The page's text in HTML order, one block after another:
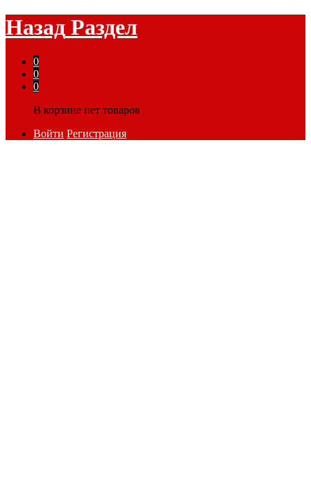
Назад Раздел
0
0
0
В корзине нет товаров
Войти Регистрация